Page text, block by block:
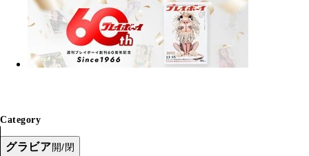
Category
グラビア開/閉